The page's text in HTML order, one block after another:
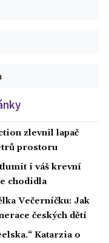
zlevnil lapač
prostoru
i váš krevní
chodidla
Večerníčku: Jak
českých dětí
Katarzia o